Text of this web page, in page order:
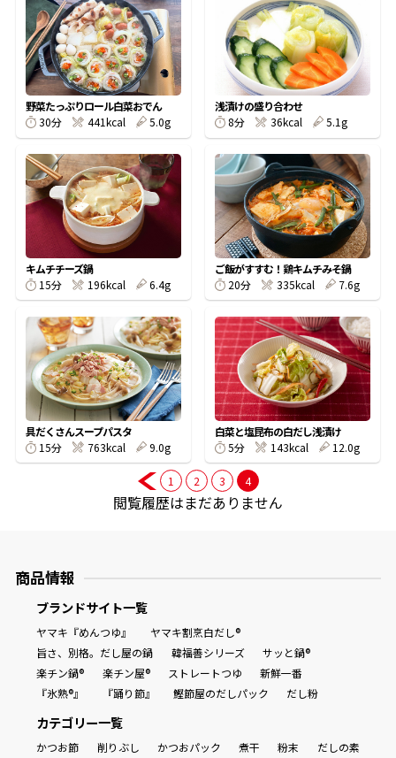
楽チン屋® ストレートつゆ
新鮮一番 『氷熟®』
『踊り節』
鰹節屋の
だしパック
だし粉
商品情報一覧
かつおだしが決め手！簡単茶碗蒸し
野菜たっぷりロール白菜おでん
30分
441kcal 5.0g
浅漬けの盛り合わせ
8分
36kcal 5.1g
キムチチーズ鍋
15分
196kcal 6.4g
ご飯がすすむ！鶏キムチみそ鍋
20分
335kcal 7.6g
具だくさんスープパスタ
15分
763kcal 9.0g
白菜と塩昆布の白だし浅漬け
5分
143kcal 12.0g
1 2 3 4
閲覧履歴はまだありません
商品情報
ブランドサイト一覧
ヤマキ『めんつゆ』
ヤマキ割烹白だし®
旨さ、別格。だし屋の鍋
韓福善シリーズ
サッと鍋®
楽チン鍋®
楽チン屋® ストレートつゆ
新鮮一番
『氷熟®』
『踊り節』 鰹節屋のだしパック だし粉
カテゴリー一覧
かつお節 削りぶし かつおパック 煮干 粉末
だしの素